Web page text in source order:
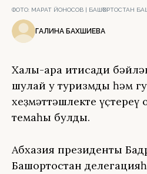
ФОТО: МАРАТ ЙОНОСОВ | БАШҠОРТОСТАН
ГАЛИНА БАХШИЕВА
Халыҡ-ара иҡтисади
шулай уҡ туризмды һәм
хеҙмәттәшлекте
темаһы булды.
Абхазия президенты
Башҡортостан